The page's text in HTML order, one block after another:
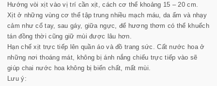
Hướng vòi xịt vào vị trí cần xịt, cách cơ thể khoảng 15 – 20 cm.
Xịt ở những vùng cơ thể tập trung nhiều mạch máu, da ẩm và nhạy
cảm như cổ tay, sau gáy, giữa ngực, để hương thơm có thể khuếch
tán đồng thời cũng giữ mùi được lâu hơn.
Hạn chế xịt trực tiếp lên quần áo và đồ trang sức. Cất nước hoa ở
những nơi thoáng mát, không bị ánh nắng chiếu trực tiếp vào sẽ
giúp chai nước hoa không bị biến chất, mất mùi.
Lưu ý: